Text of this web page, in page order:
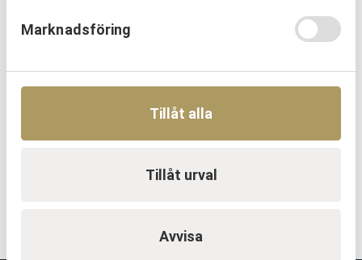
Marknadsföring
Tillåt alla
Tillåt urval
Avvisa
organisationer över hela Sverige.